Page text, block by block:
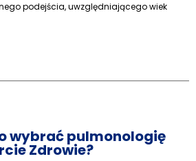
podejścia, uwzględniającego wiek
wybrać pulmonologię
Zdrowie?